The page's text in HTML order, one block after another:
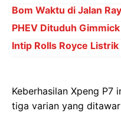
Bom Waktu di Jalan
PHEV Dituduh
Intip Rolls Royce
Keberhasilan Xpeng
tiga varian yang